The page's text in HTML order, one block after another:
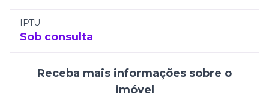
IPTU
Sob consulta
Receba mais informações sobre o
imóvel